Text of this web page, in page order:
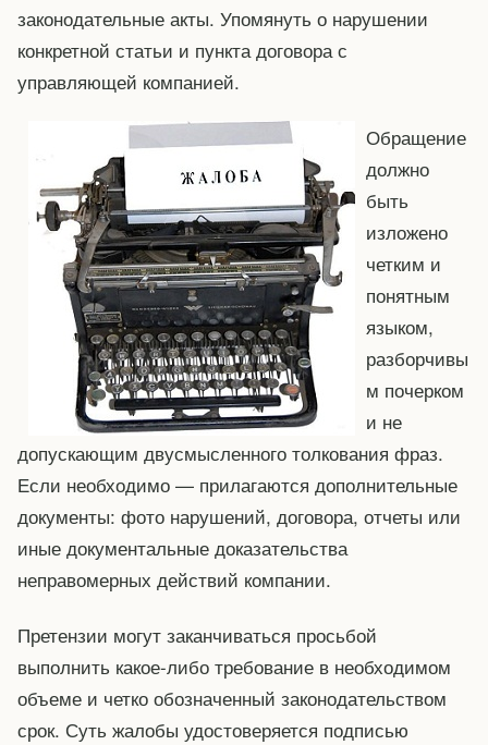
законодательные акты. Упомянуть о нарушении
конкретной статьи и пункта договора с
управляющей компанией.
Обращение
должно
быть
изложено
четким и
понятным
языком,
разборчивы
м почерком
и не
допускающим двусмысленного толкования фраз.
Если необходимо — прилагаются дополнительные
документы: фото нарушений, договора, отчеты или
иные документальные доказательства
неправомерных действий компании.
Претензии могут заканчиваться просьбой
выполнить какое-либо требование в необходимом
объеме и четко обозначенный законодательством
срок. Суть жалобы удостоверяется подписью